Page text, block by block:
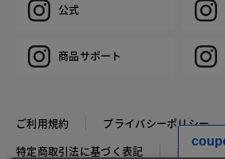
公式
商品サポート
ご利用規約
プライバシーポリシー
特定商取引法に基づく表記
推奨環境